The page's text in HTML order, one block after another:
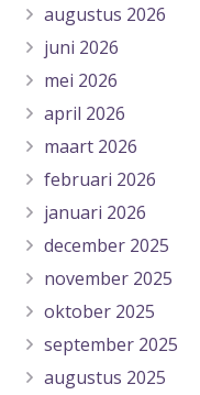
augustus 2026
juni 2026
mei 2026
april 2026
maart 2026
februari 2026
januari 2026
december 2025
november 2025
oktober 2025
september 2025
augustus 2025